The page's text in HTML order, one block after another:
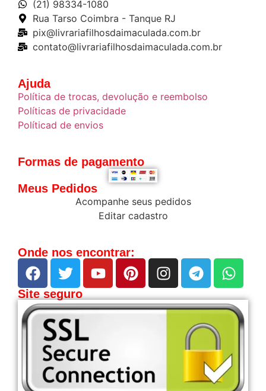
(21) 98334-1080
Rua Tarso Coimbra - Tanque RJ
pix@livrariafilhosdaimaculada.com.br
contato@livrariafilhosdaimaculada.com.br
Ajuda
Política de trocas, devolução e reembolso
Políticas de privacidade
Políticad de envios
Formas de pagamento
Meus Pedidos
Acompanhe seus pedidos
Editar cadastro
Onde nos encontrar:
Site seguro